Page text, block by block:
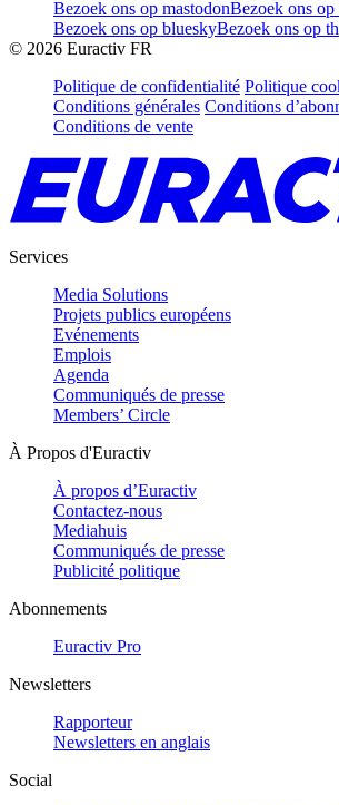
Bezoek ons op mastodonBezoek ons op
Bezoek ons op blueskyBezoek ons op
© 2026 Euractiv FR
Politique de confidentialité Politique
Conditions générales Conditions
Conditions de vente
Services
Media Solutions
Projets publics européens
Evénements
Emplois
Agenda
Communiqués de presse
Members’ Circle
À Propos d'Euractiv
À propos d’Euractiv
Contactez-nous
Mediahuis
Communiqués de presse
Publicité politique
Abonnements
Euractiv Pro
Newsletters
Rapporteur
Newsletters en anglais
Social